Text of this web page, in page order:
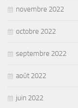
novembre 2022
octobre 2022
septembre 2022
août 2022
juin 2022